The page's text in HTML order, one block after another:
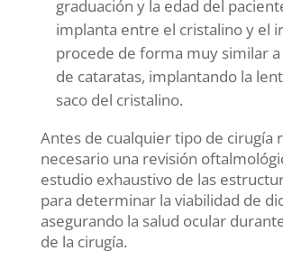
graduación y la edad del
implanta entre el cristalino y el
procede de forma muy similar a
de cataratas, implantando la
saco del cristalino.
Antes de cualquier tipo de cirugía
necesario una revisión
estudio exhaustivo de las
para determinar la viabilidad de
asegurando la salud ocular
de la cirugía.